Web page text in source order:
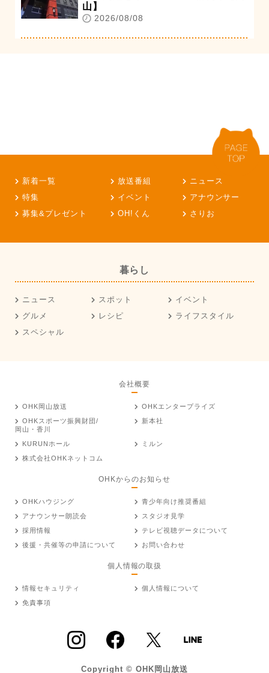
山】
2026/08/08
新着一覧 放送番組
ニュース
特集
イベント
アナウンサー
募集&プレゼント
OH!くん さりお
暮らし
ニュース スポット
イベント
グルメ
レシピ
ライフスタイル
スペシャル
会社概要
OHK岡山放送
OHKエンタープライズ
OHKスポーツ振興財団/
岡山・香川
新本社
KURUNホール
ミルン
株式会社OHKネットコム
OHKからのお知らせ
OHKハウジング
青少年向け推奨番組
アナウンサー朗読会
スタジオ見学
採用情報
テレビ視聴データについて
後援・共催等の申請について
お問い合わせ
個人情報の取扱
情報セキュリティ
個人情報について
免責事項
Copyright © OHK岡山放送